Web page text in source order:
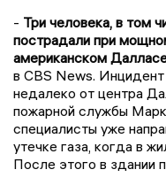
- Три человека, в том
пострадали при
американском
в CBS News.
недалеко от центра
пожарной службы
специалисты уже
утечке газа, когда в
После этого в здании